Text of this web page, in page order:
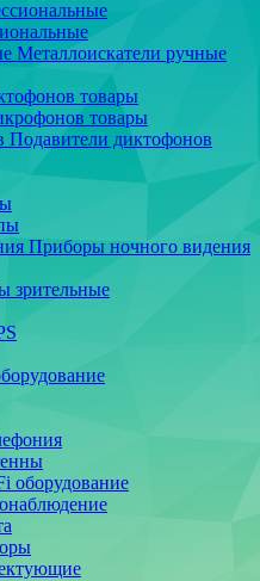
Металлоискатели ручные
товары
товары
Подавители диктофонов
Приборы ночного видения
зрительные
оборудование